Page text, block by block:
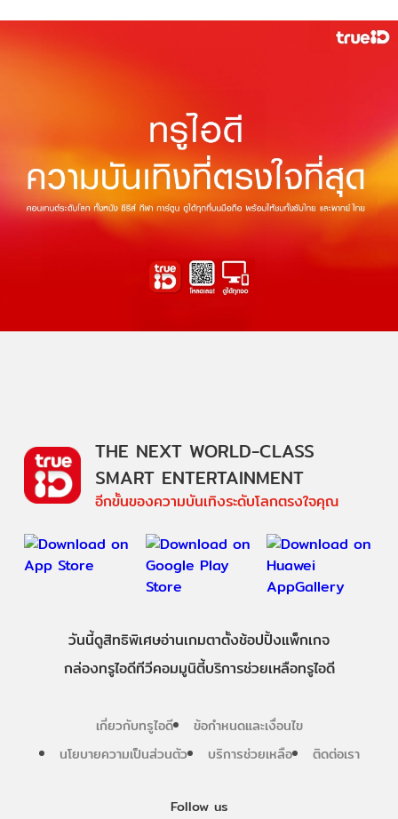
Follow us
THE NEXT WORLD-CLASS
SMART ENTERTAINMENT
อีกขั้นของความบันเทิงระดับโลกตรงใจคุณ
วันนี้ดูสิทธิพิเศษอ่านเกมตาตั้งช้อปปิ้งแพ็กเกจ
กล่องทรูไอดีทีวีคอมมูนิตี้บริการช่วยเหลือทรูไอดี
เกี่ยวกับทรูไอดี
ข้อกำหนดและเงื่อนไข
นโยบายความเป็นส่วนตัว
บริการช่วยเหลือ ติดต่อเรา